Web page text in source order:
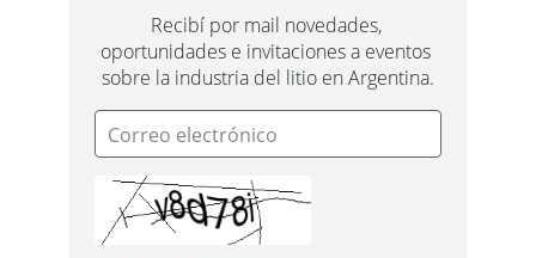
Recibí por mail novedades,
oportunidades e invitaciones a eventos
sobre la industria del litio en Argentina.
Correo electrónico